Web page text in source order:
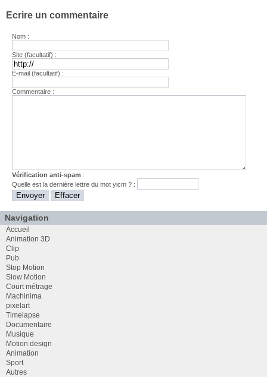
Ecrire un commentaire
Nom :
Site (facultatif) :
E-mail (facultatif) :
Commentaire :
Vérification anti-spam :
Quelle est ladernière lettre du motyicm ? :
Navigation
Accueil
Animation 3D
Clip
Pub
Stop Motion
Slow Motion
Court métrage
Machinima
pixelart
Timelapse
Documentaire
Musique
Motion design
Animation
Sport
Autres